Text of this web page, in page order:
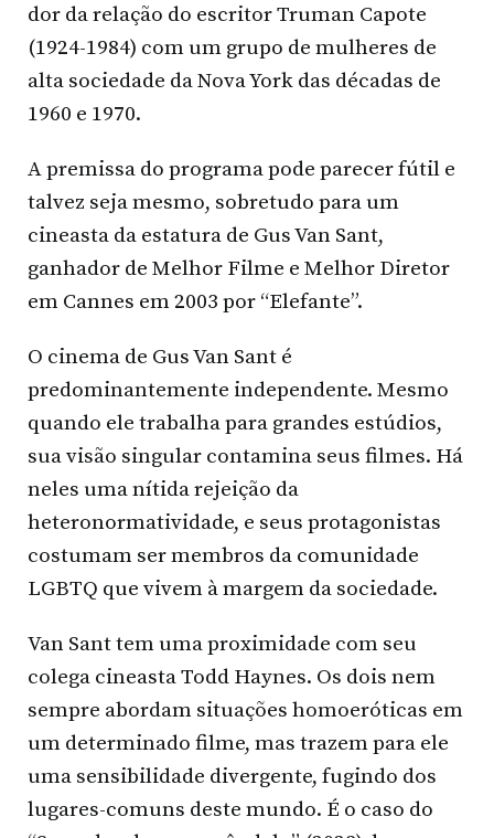
dor da relação do escritor Truman Capote
(1924-1984) com um grupo de mulheres de
alta sociedade da Nova York das décadas de
1960 e 1970.
A premissa do programa pode parecer fútil e
talvez seja mesmo, sobretudo para um
cineasta da estatura de Gus Van Sant,
ganhador de Melhor Filme e Melhor Diretor
em Cannes em 2003 por “Elefante”.
O cinema de Gus Van Sant é
predominantemente independente. Mesmo
quando ele trabalha para grandes estúdios,
sua visão singular contamina seus filmes. Há
neles uma nítida rejeição da
heteronormatividade, e seus protagonistas
costumam ser membros da comunidade
LGBTQ que vivem à margem da sociedade.
Van Sant tem uma proximidade com seu
colega cineasta Todd Haynes. Os dois nem
sempre abordam situações homoeróticas em
um determinado filme, mas trazem para ele
uma sensibilidade divergente, fugindo dos
lugares-comuns deste mundo. É o caso do